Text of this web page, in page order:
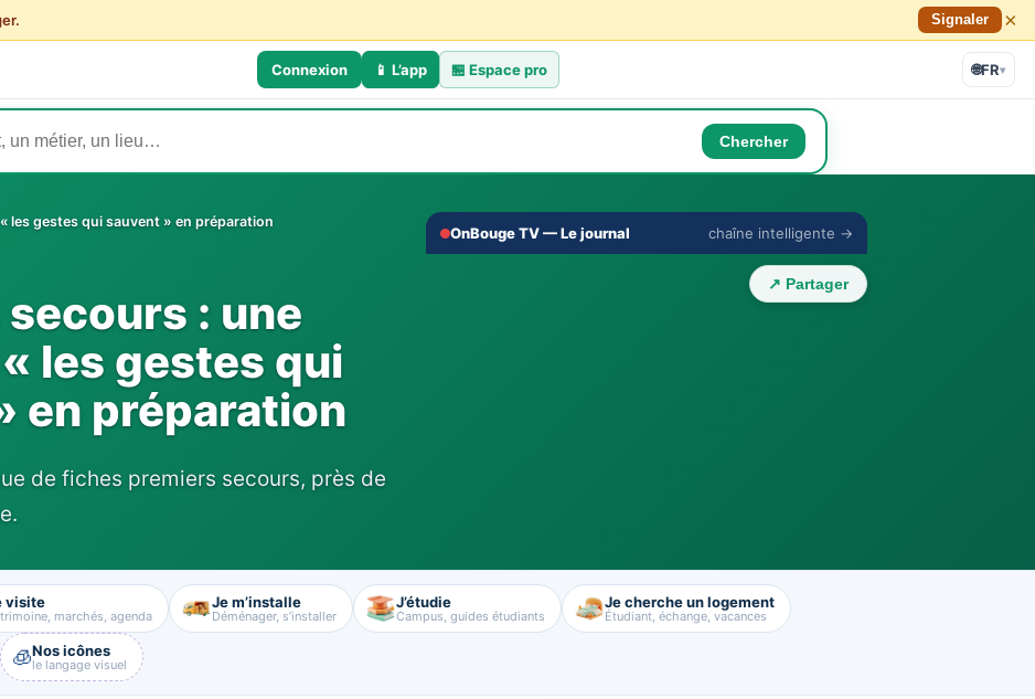
Signaler ×
Connexion 📱 L’app 🏪Espace pro 🌐FR▾
Chercher
les gestes qui sauvent » en préparation
: une
les gestes qui
en préparation
de fiches premiers secours, près de
OnBouge TV — Le journal chaîne intelligente →
🔇
⛶
‹
›
↗ Partager
visite
marchés, agenda
Je m’installe
Déménager, s’installer
J’étudie
Campus, guides étudiants
Je cherche un logement
Étudiant, échange, vacances
🧊Nos icônes
le langage visuel